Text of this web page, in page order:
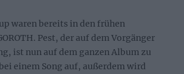
waren bereits in den frühen
Pest, der auf dem Vorgänger
ist nun auf dem ganzen Album zu
einem Song auf, außerdem wird